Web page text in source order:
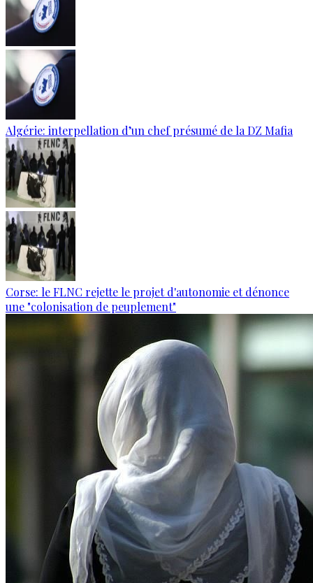
Algérie: interpellation d’un chef présumé de la DZ Mafia
Corse: le FLNC rejette le projet d'autonomie et dénonce
une "colonisation de peuplement"